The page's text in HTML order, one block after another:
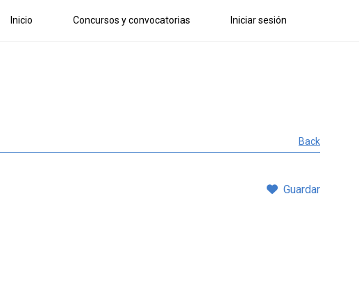
Inicio Concursos y convocatorias Iniciar sesión
Back
Guardar